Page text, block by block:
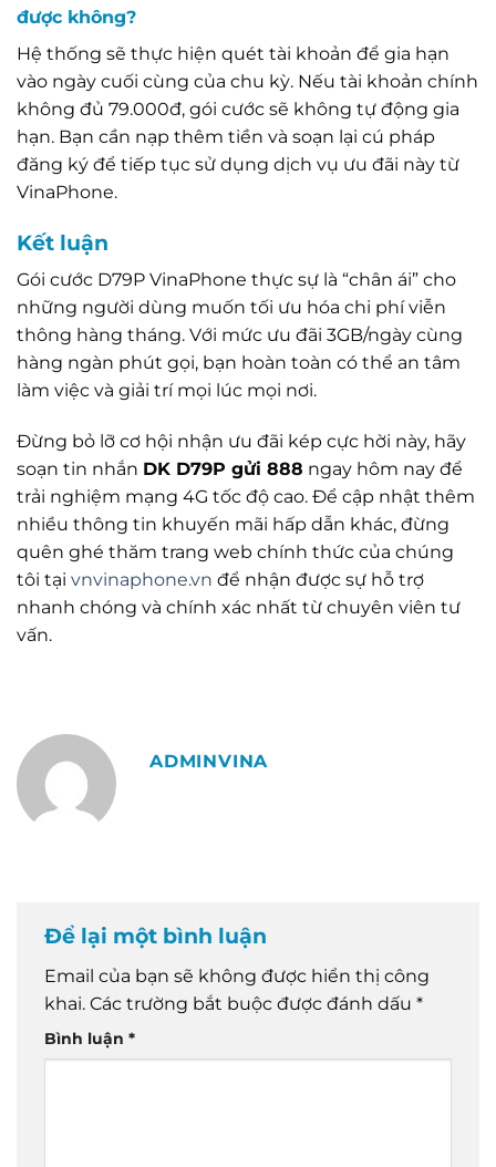
được không?
Hệ thống sẽ thực hiện quét tài khoản để gia hạn
vào ngày cuối cùng của chu kỳ. Nếu tài khoản chính
không đủ 79.000đ, gói cước sẽ không tự động gia
hạn. Bạn cần nạp thêm tiền và soạn lại cú pháp
đăng ký để tiếp tục sử dụng dịch vụ ưu đãi này từ
VinaPhone.
Kết luận
Gói cước D79P VinaPhone thực sự là “chân ái” cho
những người dùng muốn tối ưu hóa chi phí viễn
thông hàng tháng. Với mức ưu đãi 3GB/ngày cùng
hàng ngàn phút gọi, bạn hoàn toàn có thể an tâm
làm việc và giải trí mọi lúc mọi nơi.
Đừng bỏ lỡ cơ hội nhận ưu đãi kép cực hời này, hãy
soạn tin nhắn DK D79P gửi 888 ngay hôm nay để
trải nghiệm mạng 4G tốc độ cao. Để cập nhật thêm
nhiều thông tin khuyến mãi hấp dẫn khác, đừng
quên ghé thăm trang web chính thức của chúng
tôi tại vnvinaphone.vn để nhận được sự hỗ trợ
nhanh chóng và chính xác nhất từ chuyên viên tư
vấn.
ADMINVINA
Để lại một bình luận
Email của bạn sẽ không được hiển thị công
khai. Các trường bắt buộc được đánh dấu *
Bình luận *